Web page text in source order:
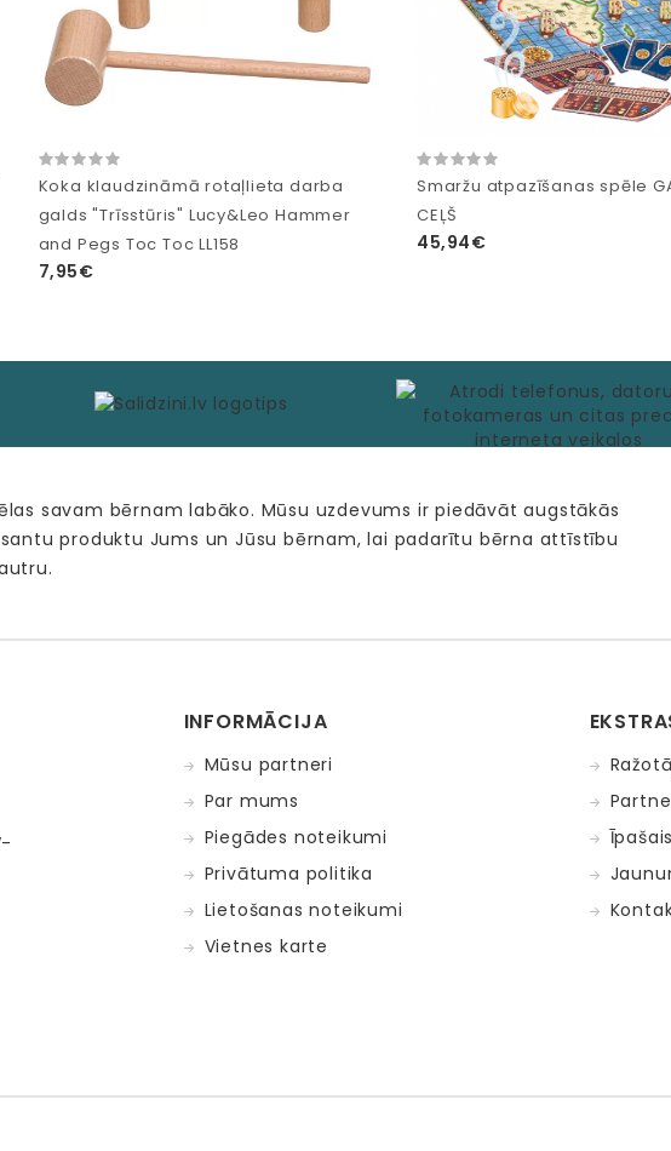
Koka klaudzināmā rotaļlieta darba
galds "Trīsstūris" Lucy&Leo Hammer
and Pegs Toc Toc LL158
7,95€
Smaržu atpazīšanas spēle
CEĻŠ
45,94€
savam bērnam labāko. Mūsu uzdevums ir piedāvāt augstākās
produktu Jums un Jūsu bērnam, lai padarītu bērna attīstību
INFORMĀCIJA
Mūsu partneri
Par mums
Piegādes noteikumi
Privātuma politika
Lietošanas noteikumi
Vietnes karte